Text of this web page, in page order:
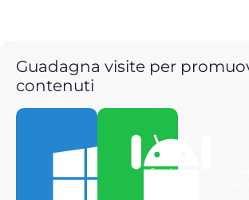
Guadagna visite per
contenuti
Scarica per